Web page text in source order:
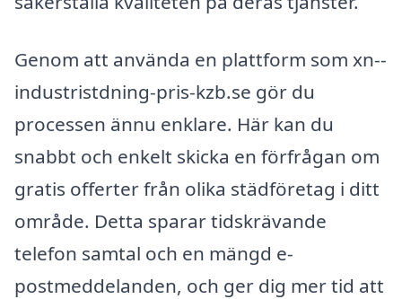
Genom att använda en plattform som xn--
industristdning-pris-kzb.se gör du
processen ännu enklare. Här kan du
snabbt och enkelt skicka en förfrågan om
gratis offerter från olika städföretag i ditt
område. Detta sparar tidskrävande
telefon samtal och en mängd e-
postmeddelanden, och ger dig mer tid att